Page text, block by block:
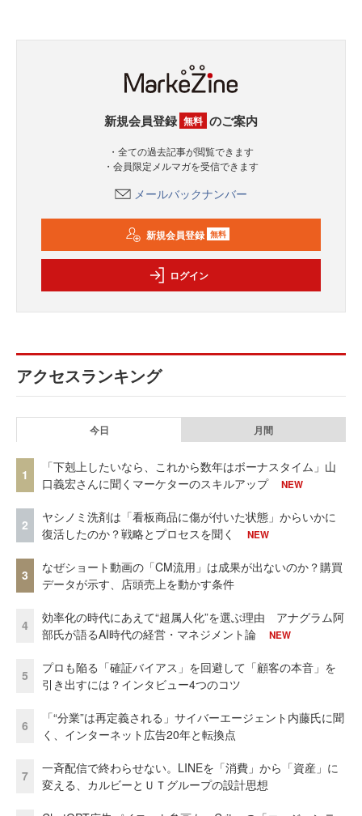
新規会員登録 無料 のご案内
・全ての過去記事が閲覧できます
・会員限定メルマガを受信できます
メールバックナンバー
新規会員登録 無料
ログイン
アクセスランキング
今日 月間
1
「下剋上したいなら、これから数年はボーナスタイム」山
口義宏さんに聞くマーケターのスキルアップ
NEW
2
ヤシノミ洗剤は「看板商品に傷が付いた状態」からいかに
復活したのか？戦略とプロセスを聞く
NEW
3
なぜショート動画の「CM流用」は成果が出ないのか？購買
データが示す、店頭売上を動かす条件
4
効率化の時代にあえて“超属人化”を選ぶ理由 アナグラム阿
部氏が語るAI時代の経営・マネジメント論
NEW
5
プロも陥る「確証バイアス」を回避して「顧客の本音」を
引き出すには？インタビュー4つのコツ
6
「“分業”は再定義される」サイバーエージェント内藤氏に聞
く、インターネット広告20年と転換点
7
一斉配信で終わらせない。LINEを「消費」から「資産」に
変える、カルビーとＵＴグループの設計思想